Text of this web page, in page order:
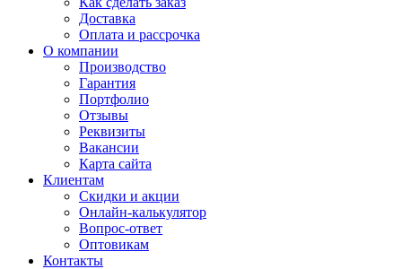
Доставка
Оплата и рассрочка
О компании
Производство
Гарантия
Портфолио
Отзывы
Реквизиты
Вакансии
Карта сайта
Клиентам
Скидки и акции
Онлайн-калькулятор
Вопрос-ответ
Оптовикам
Контакты